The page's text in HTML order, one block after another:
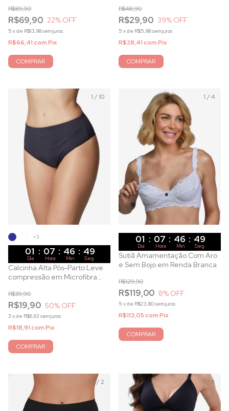
R$69,90
R$89,90
22% OFF
5 xde R$13,98sem juros
R$66,41comPix
COMPRAR
R$29,90
R$48,90
39% OFF
5 xde R$5,98sem juros
R$28,41comPix
COMPRAR
1 / 10
01 : 07 : 46 : 47
Dia Hora Min Seg
Calcinha Alta Pós-Parto Leve
compressão em Microfibra
R$19,90
R$39,90
50% OFF
3 xde R$6,63 sem juros
R$18,91comPix
+3
COMPRAR
1 /4
01 : 07 : 46 : 47
Dia Hora Min Seg
Sutiã Amamentação Com Aro
e Sem Bojo em Renda Branca
R$119,00
R$129,90
8% OFF
5 xde R$23,80sem juros
R$113,05comPix
COMPRAR
1/2 1 /9